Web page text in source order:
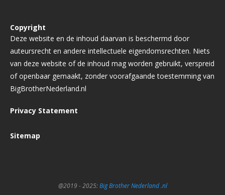
Copyright
Deze website en de inhoud daarvan is beschermd door
auteursrecht en andere intellectuele eigendomsrechten. Niets
van deze website of de inhoud mag worden gebruikt, verspreid
of openbaar gemaakt, zonder voorafgaande toestemming van
BigBrotherNederland.nl
Privacy Statement
Sitemap
@2019 - 2025:Big Brother Nederland .nl